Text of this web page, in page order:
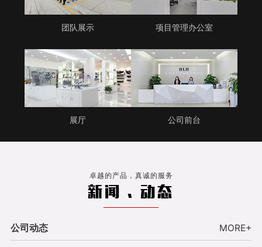
团队展示 项目管理办公室
展厅 公司前台
卓越的产品，真诚的服务
新闻 . 动态
公司动态 MORE+